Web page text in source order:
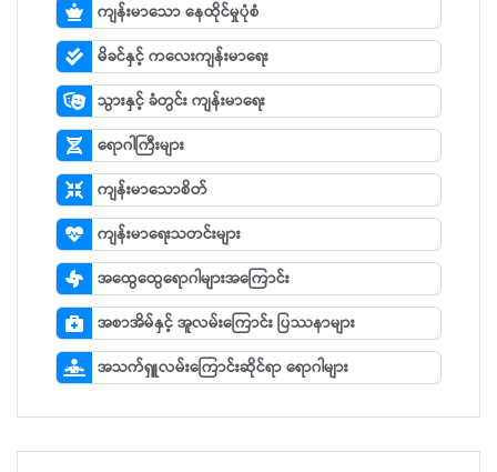
ကျန်းမာသော နေထိုင်မှုပုံစံ
မိခင်နှင့် ကလေးကျန်းမာရေး
သွားနှင့် ခံတွင်း ကျန်းမာရေး
ရောဂါကြီးများ
ကျန်းမာသောစိတ်
ကျန်းမာရေးသတင်းများ
အထွေထွေရောဂါများအကြောင်း
အစာအိမ်နှင့် အူလမ်းကြောင်း ပြဿနာများ
အသက်ရှူလမ်းကြောင်းဆိုင်ရာ ရောဂါများ